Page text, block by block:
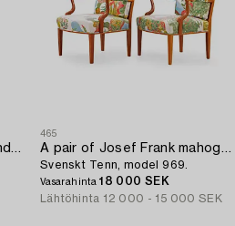
A Josef Frank mahogany and rattan armchair,
465
A pair of Josef Frank mahogany and rattan armchairs,
Svenskt Tenn, model 969.
Vasarahinta18 000 SEK
Lähtöhinta 12 000 - 15 000 SEK